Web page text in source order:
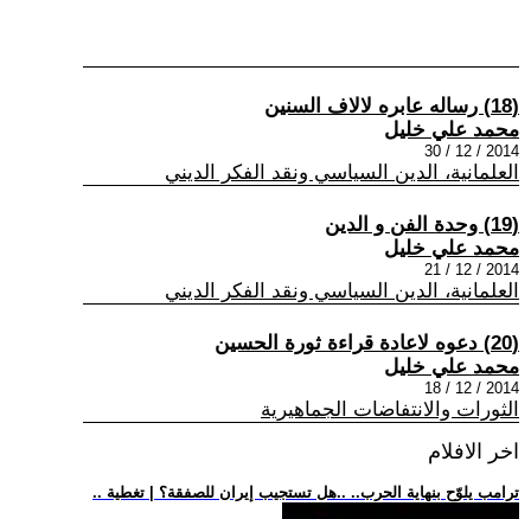
(18) رساله عابره لالاف السنين
محمد علي خليل
2014 / 12 / 30
العلمانية، الدين السياسي ونقد الفكر الديني
(19) وحدة الفن و الدين
محمد علي خليل
2014 / 12 / 21
العلمانية، الدين السياسي ونقد الفكر الديني
(20) دعوه لاعادة قراءة ثورة الحسين
محمد علي خليل
2014 / 12 / 18
الثورات والانتفاضات الجماهيرية
اخر الافلام
.. ترامب يلوّح بنهاية الحرب.. ..هل تستجيب إيران للصفقة؟ | تغطية